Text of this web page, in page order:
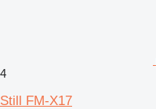
4
Still FM-X17